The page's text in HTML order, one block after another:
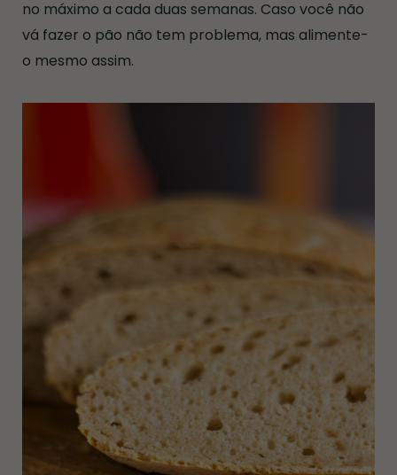
no máximo a cada duas semanas. Caso você não
vá fazer o pão não tem problema, mas alimente-
o mesmo assim.